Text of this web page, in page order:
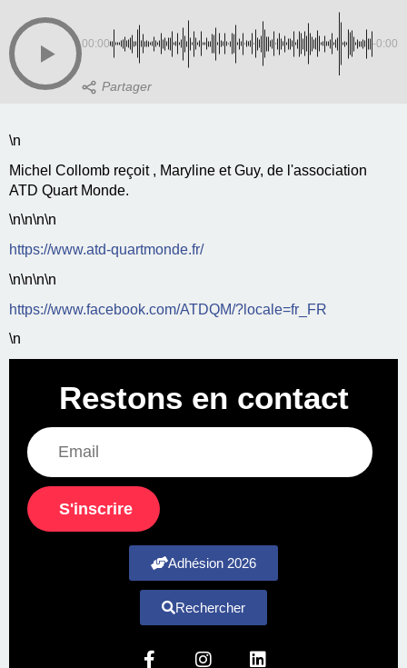
00:00 -0:00
\n
Michel Collomb reçoit , Maryline et Guy, de l'association
ATD Quart Monde.
\n\n\n\n
https://www.atd-quartmonde.fr/
\n\n\n\n
https://www.facebook.com/ATDQM/?locale=fr_FR
\n
Restons en contact
S'inscrire
Adhésion 2026
Rechercher